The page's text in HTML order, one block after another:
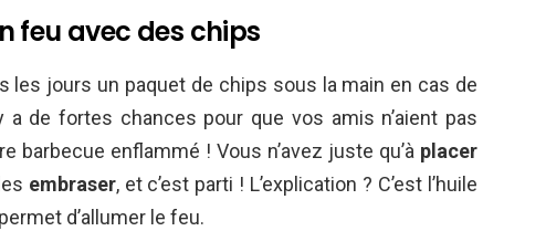
feu avec des chips
les jours un paquet de chips sous la main en cas de
a de fortes chances pour que vos amis n’aient pas
barbecue enflammé ! Vous n’avez juste qu’à placer
embraser, et c’est parti ! L’explication ? C’est l’huile
d’allumer le feu.